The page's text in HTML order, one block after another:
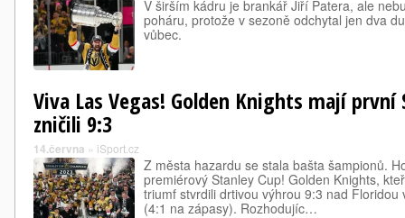
V širším kádru je brankář Jiří Patera, ale
poháru, protože v sezoně odchytal jen dva
vůbec.
Viva Las Vegas! Golden Knights mají první
zničili 9:3
14.června » iSport.cz
Z města hazardu se stala bašta šampionů.
premiérový Stanley Cup! Golden Knights,
triumf stvrdili drtivou výhrou 9:3 nad Floridou
(4:1 na zápasy). Rozhodujíc…